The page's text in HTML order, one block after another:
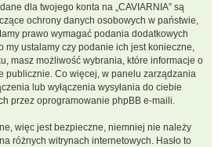
dla twojego konta na „CAVIARNIA” są
ochrony danych osobowych w państwie,
prawo wymagać podania dodatkowych
my ustalamy czy podanie ich jest konieczne,
masz możliwość wybrania, które informacje o
publicznie. Co więcej, w panelu zarządzania
lub wyłączenia wysyłania do ciebie
przez oprogramowanie phpBB e-maili.
więc jest bezpieczne, niemniej nie należy
różnych witrynach internetowych. Hasło to